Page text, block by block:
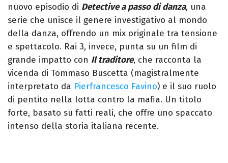
nuovo episodio di Detective a passo di danza, una
serie che unisce il genere investigativo al mondo
della danza, offrendo un mix originale tra tensione
e spettacolo. Rai 3, invece, punta su un film di
grande impatto con Il traditore, che racconta la
vicenda di Tommaso Buscetta (magistralmente
interpretato da Pierfrancesco Favino) e il suo ruolo
di pentito nella lotta contro la mafia. Un titolo
forte, basato su fatti reali, che offre uno spaccato
intenso della storia italiana recente.